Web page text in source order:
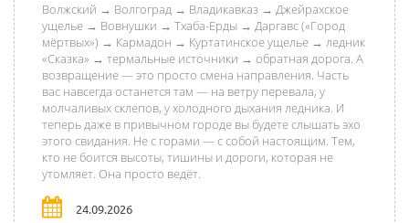
Волжский → Волгоград → Владикавказ → Джейрахское
ущелье → Вовнушки → Тхаба-Ерды → Даргавс («Город
мёртвых») → Кармадон → Куртатинское ущелье → ледник
«Сказка» → термальные источники → обратная дорога. А
возвращение — это просто смена направления. Часть
вас навсегда останется там — на ветру перевала, у
молчаливых склепов, у холодного дыхания ледника. И
теперь даже в привычном городе вы будете слышать эхо
этого свидания. Не с горами — с собой настоящим. Тем,
кто не боится высоты, тишины и дороги, которая не
утомляет. Она просто ведёт.
24.09.2026